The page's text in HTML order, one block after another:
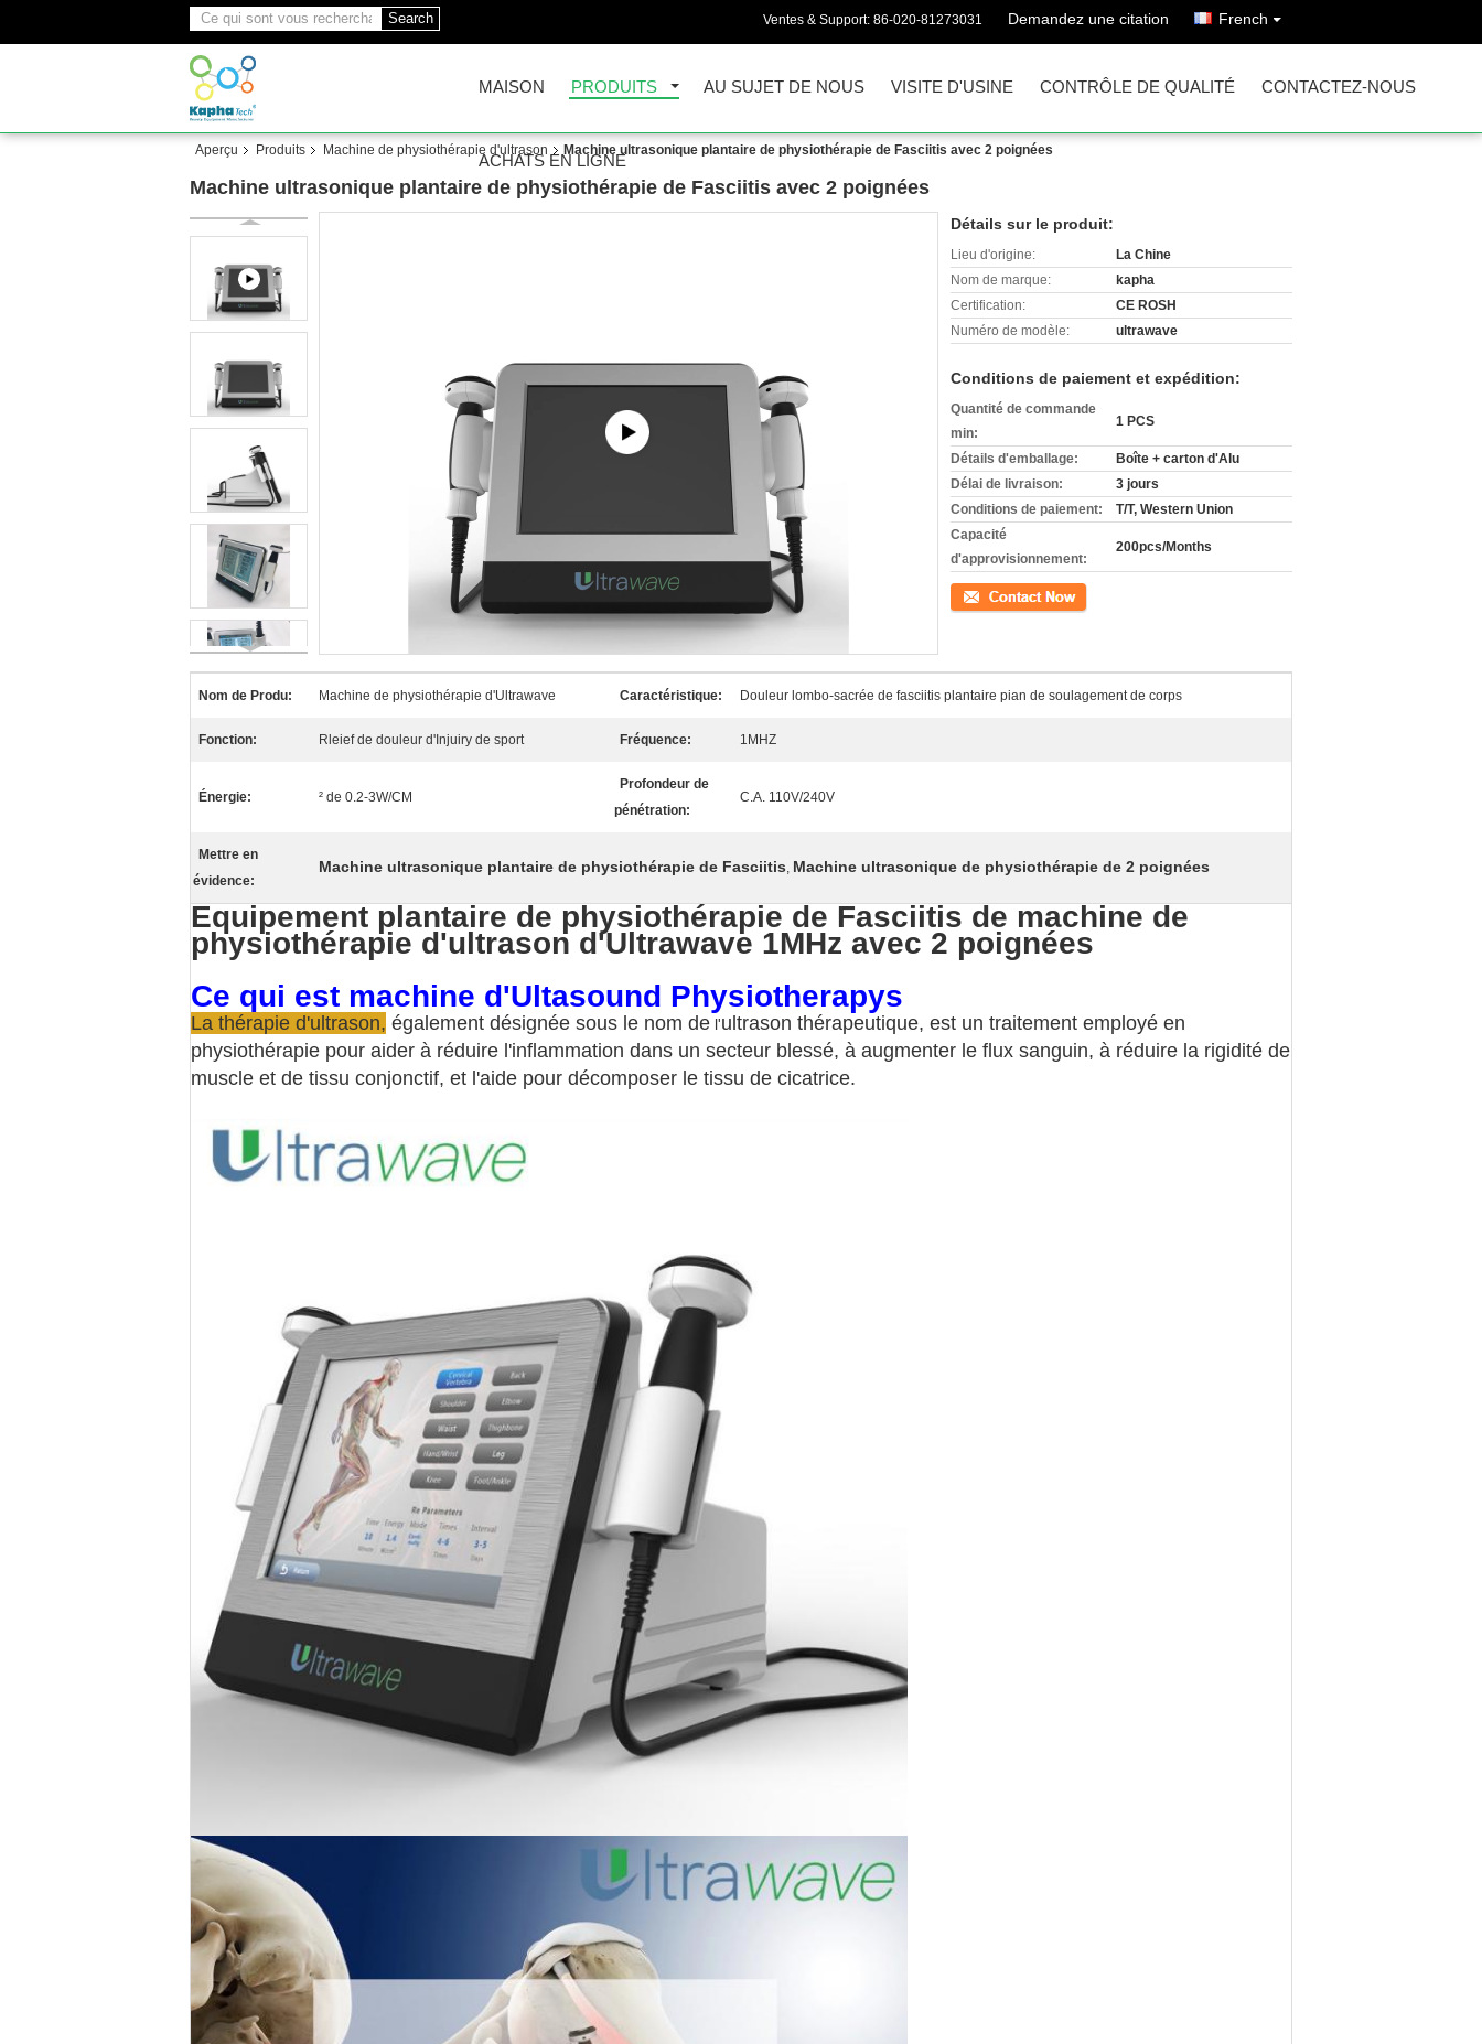
Search Ventes & Support: 86-020-81273031 Demandez une citation French
MAISON PRODUITS AU SUJET DE NOUS VISITE D'USINE CONTRÔLE DE QUALITÉ CONTACTEZ-NOUS
ACHATS EN LIGNE
Aperçu Produits Machine de physiothérapie d'ultrason Machine ultrasonique plantaire de physiothérapie de Fasciitis avec 2 poignées
Machine ultrasonique plantaire de physiothérapie de Fasciitis avec 2 poignées
Détails sur le produit:
Lieu d'origine:
La Chine
Nom de marque:
kapha
Certification:
CE ROSH
Numéro de modèle:
ultrawave
Conditions de paiement et expédition:
Quantité de commande
min:
1 PCS
Détails d'emballage:
Boîte + carton d'Alu
Délai de livraison:
3 jours
Conditions de paiement:
T/T, Western Union
Capacité
d'approvisionnement:
200pcs/Months
Contact
Nom de Produ: Machine de physiothérapie d'Ultrawave Caractéristique: Douleur lombo-sacrée de fasciitis plantaire pian de soulagement de corps
Fonction: Rleief de douleur d'Injuiry de sport Fréquence: 1MHZ
Énergie: ² de 0.2-3W/CM
Profondeur de
pénétration:
C.A. 110V/240V
Mettre en
évidence:
Machine ultrasonique plantaire de physiothérapie de Fasciitis, Machine ultrasonique de physiothérapie de 2 poignées
Équipement plantaire de physiothérapie de Fasciitis de machine de
physiothérapie d'ultrason d'Ultrawave 1MHz avec 2 poignées
Ce qui est machine d'Ultasound Physiotherapys
La thérapie d'ultrason, également désignée sous le nom de l'ultrason thérapeutique, est un traitement employé en
physiothérapie pour aider à réduire l'inflammation dans un secteur blessé, à augmenter le flux sanguin, à réduire la rigidité de
muscle et de tissu conjonctif, et l'aide pour décomposer le tissu de cicatrice.